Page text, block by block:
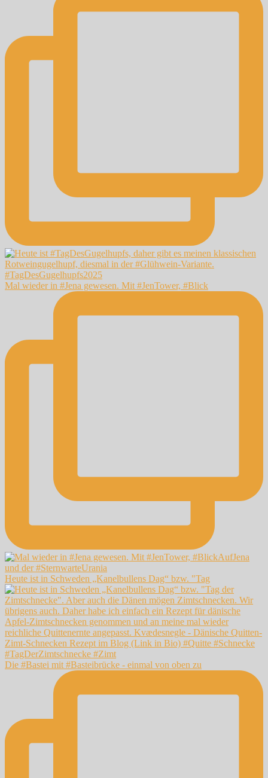
Mal wieder in #Jena gewesen. Mit #JenTower, #Blick
Heute ist in Schweden „Kanelbullens Dag“ bzw. "Tag
Die #Bastei mit #Basteibrücke - einmal von oben zu